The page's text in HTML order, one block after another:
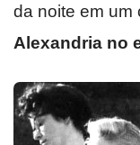
da noite em um
Alexandria no